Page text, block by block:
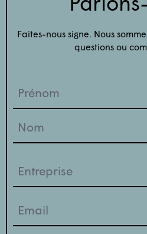
Faites-nous signe. Nous
questions ou
(Nécessaire)
(Nécessaire)